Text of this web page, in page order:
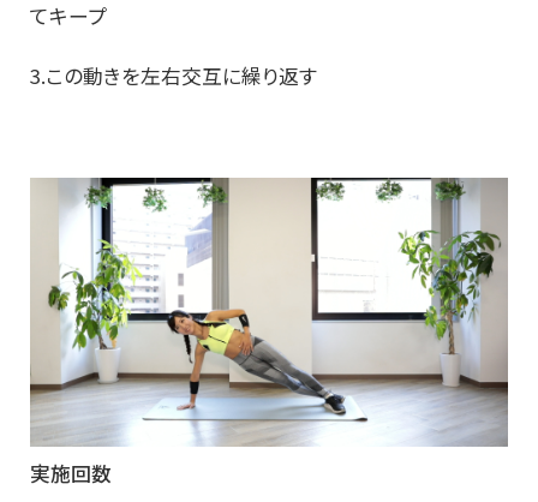
てキープ
3.この動きを左右交互に繰り返す
実施回数